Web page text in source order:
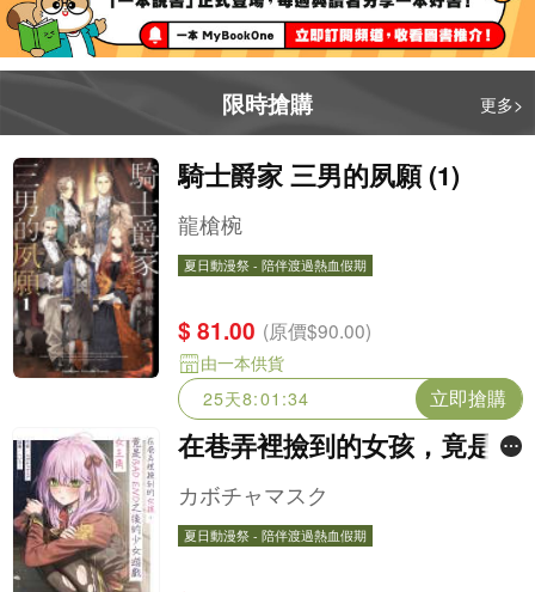
限時搶購 更多>
騎士爵家 三男的夙願 (1)
龍槍椀
夏日動漫祭 - 陪伴渡過熱血假期
$ 81.00 (原價$90.00)
由一本供貨
25天8:01:32
立即搶購
在巷弄裡撿到的女孩，竟是B
AD END之後的少女遊戲女主
角 (1)
カボチャマスク
夏日動漫祭 - 陪伴渡過熱血假期